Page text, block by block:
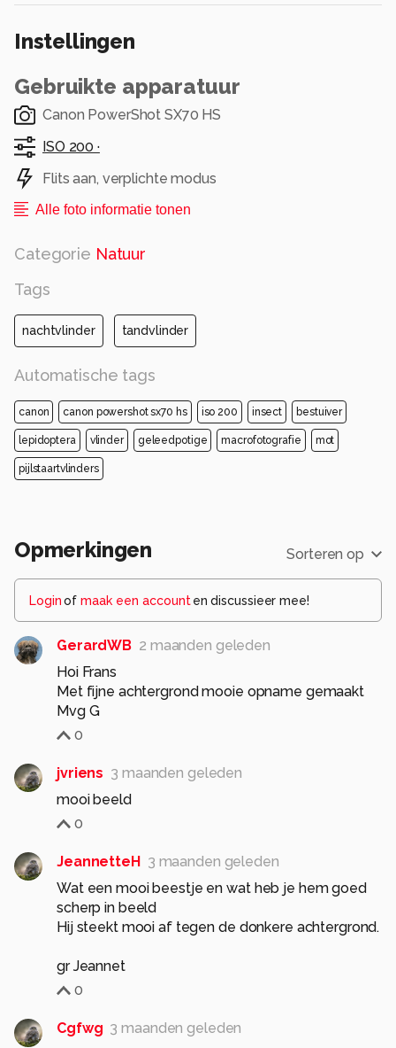
Instellingen
Gebruikte apparatuur
Canon PowerShot SX70 HS
ISO 200 ·
Flits aan, verplichte modus
Alle foto informatie tonen
Categorie Natuur
Tags
nachtvlinder tandvlinder
Automatische tags
canon canon powershot sx70 hs iso 200 insect bestuiver
lepidoptera vlinder geleedpotige macrofotografie mot
pijlstaartvlinders
Opmerkingen Sorteren op
Loginof maak een account en discussieer mee!
GerardWB 2 maanden geleden
Hoi Frans
Met fijne achtergrond mooie opname gemaakt
Mvg G
0
jvriens 3 maanden geleden
mooi beeld
0
JeannetteH
3 maanden geleden
Wat een mooi beestje en wat heb je hem goed
scherp in beeld
Hij steekt mooi af tegen de donkere achtergrond.
gr Jeannet
0
Cgfwg 3 maanden geleden